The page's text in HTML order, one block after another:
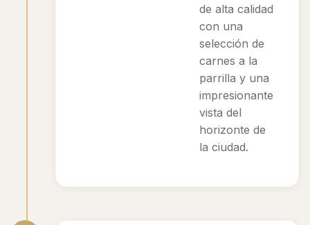
de alta calidad
con una
selección de
carnes a la
parrilla y una
impresionante
vista del
horizonte de
la ciudad.